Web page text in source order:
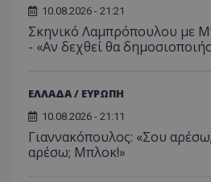
10.08.2026 - 21:21
Σκηνικό Λαμπρόπουλου με
- «Αν δεχθεί θα
ΕΛΛΑΔΑ / ΕΥΡΩΠΗ
10.08.2026 - 21:11
Γιαννακόπουλος: «Σου
αρέσω; Μπλοκ!»